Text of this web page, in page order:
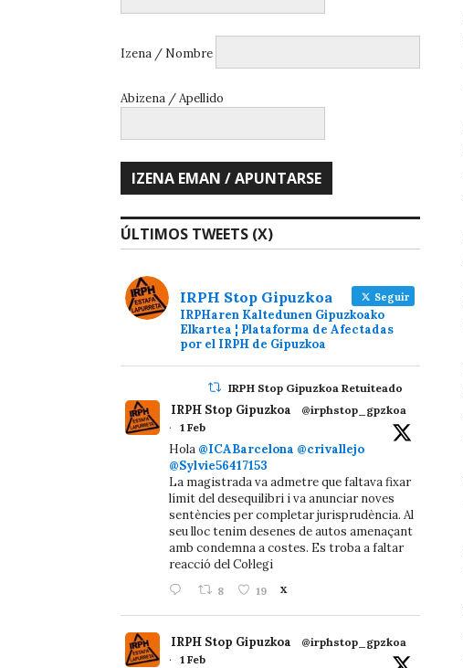
Izena / Nombre
Abizena / Apellido
ÚLTIMOS TWEETS (X)
IRPH Stop Gipuzkoa Seguir
IRPHaren Kaltedunen Gipuzkoako
Elkartea ¦ Plataforma de Afectadas
por el IRPH de Gipuzkoa
IRPH Stop Gipuzkoa Retuiteado
IRPH Stop Gipuzkoa
@irphstop_gpzkoa
·
1 Feb
Hola @ICABarcelona @crivallejo
@Sylvie56417153
La magistrada va admetre que faltava fixar
límit del desequilibri i va anunciar noves
sentències per completar jurisprudència. Al
seu lloc tenim desenes de autos amenaçant
amb condemna a costes. Es troba a faltar
reacció del Col·legi
8 19 X
IRPH Stop Gipuzkoa
@irphstop_gpzkoa
·
1 Feb